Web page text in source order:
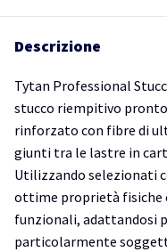
Descrizione
Tytan Professional
stucco riempitivo pronto
rinforzato con fibre di
giunti tra le lastre in
Utilizzando selezionati
ottime proprietà fisiche
funzionali, adattandosi
particolarmente